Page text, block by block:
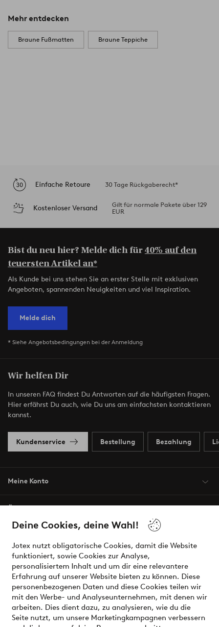
Deine Cookies, deine Wahl!
Jotex nutzt obligatorische Cookies, damit die Website
funktioniert, sowie Cookies zur Analyse,
personalisiertem Inhalt und um dir eine relevantere
Erfahrung auf unserer Website bieten zu können. Diese
personenbezogenen Daten und diese Cookies teilen wir
mit den Werbe- und Analyseunternehmen, mit denen wir
arbeiten. Dies dient dazu, zu analysieren, wie du die
Seite nutzt, um unsere Marketingkampagnen verbessern
Mehr entdecken
Braune Fußmatten Braune Teppiche
Einfache Retoure 30 Tage Rückgaberecht*
Kostenloser Versand
Gilt für normale Pakete über 129
EUR
Bist du neu hier? Melde dich für40% auf den
teuersten Artikel an*
Als Kunde bei uns stehen Sie an erster Stelle mit exklusiven
Angeboten, spannenden Neuigkeiten und viel Inspiration.
Melde dich
* Siehe Angebotsbedingungen bei der Anmeldung
Wir helfen Dir
In unseren FAQ findest Du Antworten auf die häufigsten Fragen.
Hier erfährst Du auch, wie Du uns am einfachsten kontaktieren
kannst.
Kundenservice Bestellung Bezahlung
Meine Konto
Bedingungen
Sichere Zahlungen - Jetzt bezahlen oder aufteilen
Möchtest du mehr über unsere